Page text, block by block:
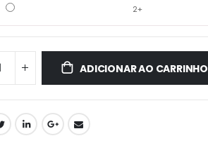
2+
ADICIONAR AO CARRINHO